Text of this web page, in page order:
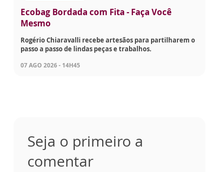
Ecobag Bordada com Fita - Faça Você
Mesmo
Rogério Chiaravalli recebe artesãos para partilharem o
passo a passo de lindas peças e trabalhos.
07 AGO 2026 - 14H45
Seja o primeiro a
comentar